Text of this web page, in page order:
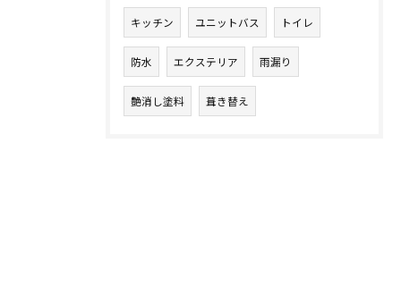
キッチン ユニットバス トイレ
防水 エクステリア 雨漏り
艶消し塗料 葺き替え